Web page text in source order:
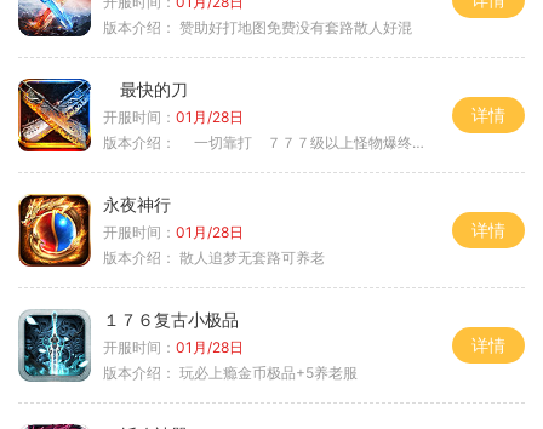
版本介绍： 赞助好打地图免费没有套路散人好混
最快的刀
开服时间： 01月/28日
版本介绍：
一切靠打 ７７７级以上怪物爆终极
详情
永夜神行
开服时间： 01月/28日
版本介绍： 散人追梦无套路可养老
详情
１７６复古小极品
开服时间： 01月/28日
版本介绍： 玩必上瘾金币极品+5养老服
详情